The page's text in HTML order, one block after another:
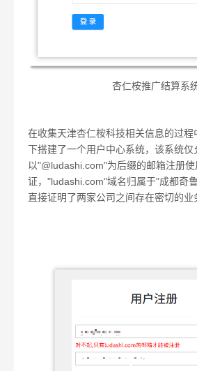
杏仁桉推广结算系
在收集天津杏仁桉科技相关信息的过程
下搭建了一个用户中心系统，该系统仅
以"@ludashi.com"为后缀的邮箱注册
证，"ludashi.com"域名归属于"成都奇
直接证明了两家公司之间存在密切的业